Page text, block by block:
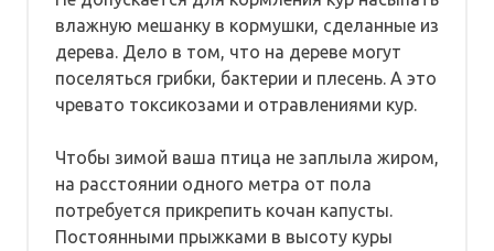
влажную мешанку в кормушки, сделанные из
дерева. Дело в том, что на дереве могут
поселяться грибки, бактерии и плесень. А это
чревато токсикозами и отравлениями кур.
Чтобы зимой ваша птица не заплыла жиром,
на расстоянии одного метра от пола
потребуется прикрепить кочан капусты.
Постоянными прыжками в высоту куры